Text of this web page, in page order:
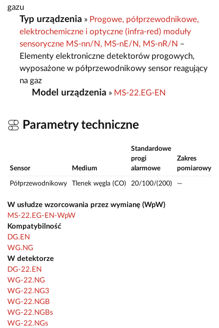
gazu
Typ urządzenia » Progowe, półprzewodnikowe,
elektrochemiczne i optyczne (infra-red) moduły
sensoryczne MS-nn/N, MS-nE/N, MS-nR/N –
Elementy elektroniczne detektorów progowych,
wyposażone w półprzewodnikowy sensor reagujący
na gaz
Model urządzenia » MS-22.EG-EN
Parametry techniczne
Sensor Medium
Standardowe
progi
alarmowe
Zakres
pomiarowy
Półprzewodnikowy Tlenek węgla (CO) 20/100/(200) —
W usłudze wzorcowania przez wymianę (WpW)
MS-22.EG-EN-WpW
Kompatybilność
DG.EN
WG.NG
W detektorze
DG-22.EN
WG-22.NG
WG-22.NG3
WG-22.NGB
WG-22.NGBs
WG-22.NGs